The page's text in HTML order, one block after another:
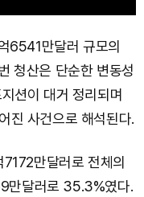
6541만달러 규모의
청산은 단순한 변동성
션이 대거 정리되며
진 사건으로 해석된다.
만달러로 전체의
만달러로 35.3%였다.